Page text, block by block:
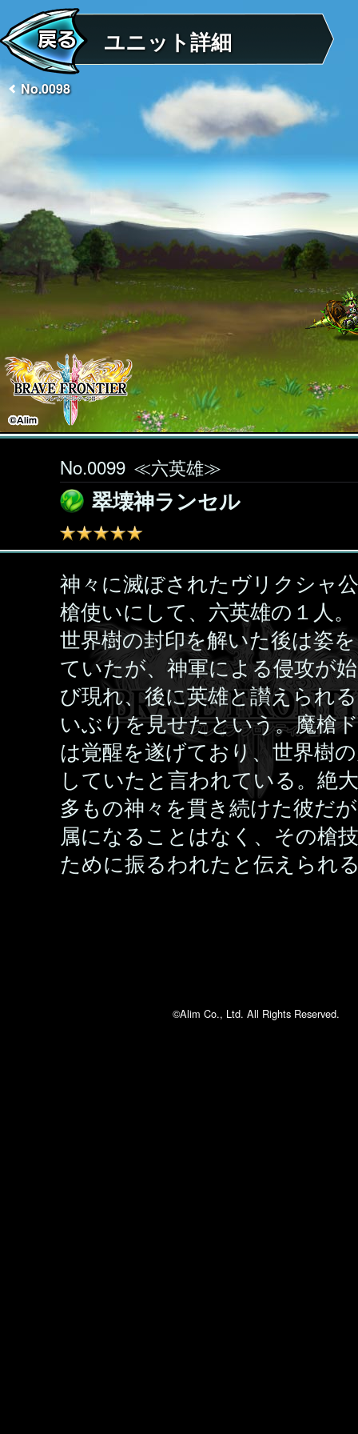
ユニット詳細
No.0098
No.0099 ≪六英雄≫
翠壊神ランセル
神々に滅ぼされたヴリクシャ
槍使いにして、六英雄の１人。
世界樹の封印を解いた後は姿
ていたが、神軍による侵攻が
び現れ、後に英雄と讃えられ
いぶりを見せたという。魔槍
は覚醒を遂げており、世界樹
していたと言われている。絶
多もの神々を貫き続けた彼だ
属になることはなく、その槍
ために振るわれたと伝えられ
©Alim Co., Ltd. All Rights Reserved.